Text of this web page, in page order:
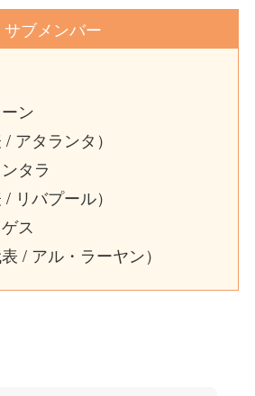
サブメンバー
ン
アタランタ）
タラ
リバプール）
ス
/ アル・ラーヤン）